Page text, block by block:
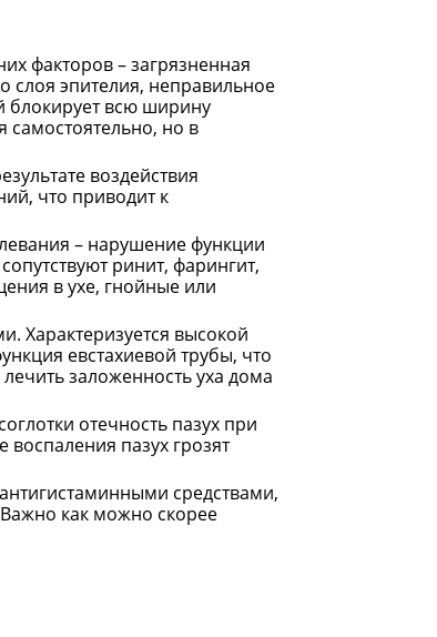
факторов – загрязненная
эпителия, неправильное
блокирует всю ширину
самостоятельно, но в
воздействия
что приводит к
– нарушение функции
ринит, фарингит,
в ухе, гнойные или
Характеризуется высокой
евстахиевой трубы, что
заложенность уха дома
отечность пазух при
пазух грозят
средствами,
как можно скорее